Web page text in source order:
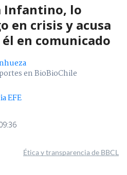
Infantino, lo
en crisis y acusa
en comunicado
en BioBioChile
EFE
Ética y transparencia de BBCL